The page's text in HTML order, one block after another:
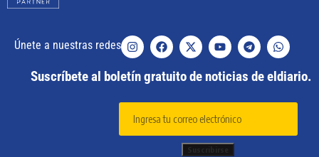
Únete a nuestras redes
Suscríbete al boletín gratuito de noticias de eldiario.